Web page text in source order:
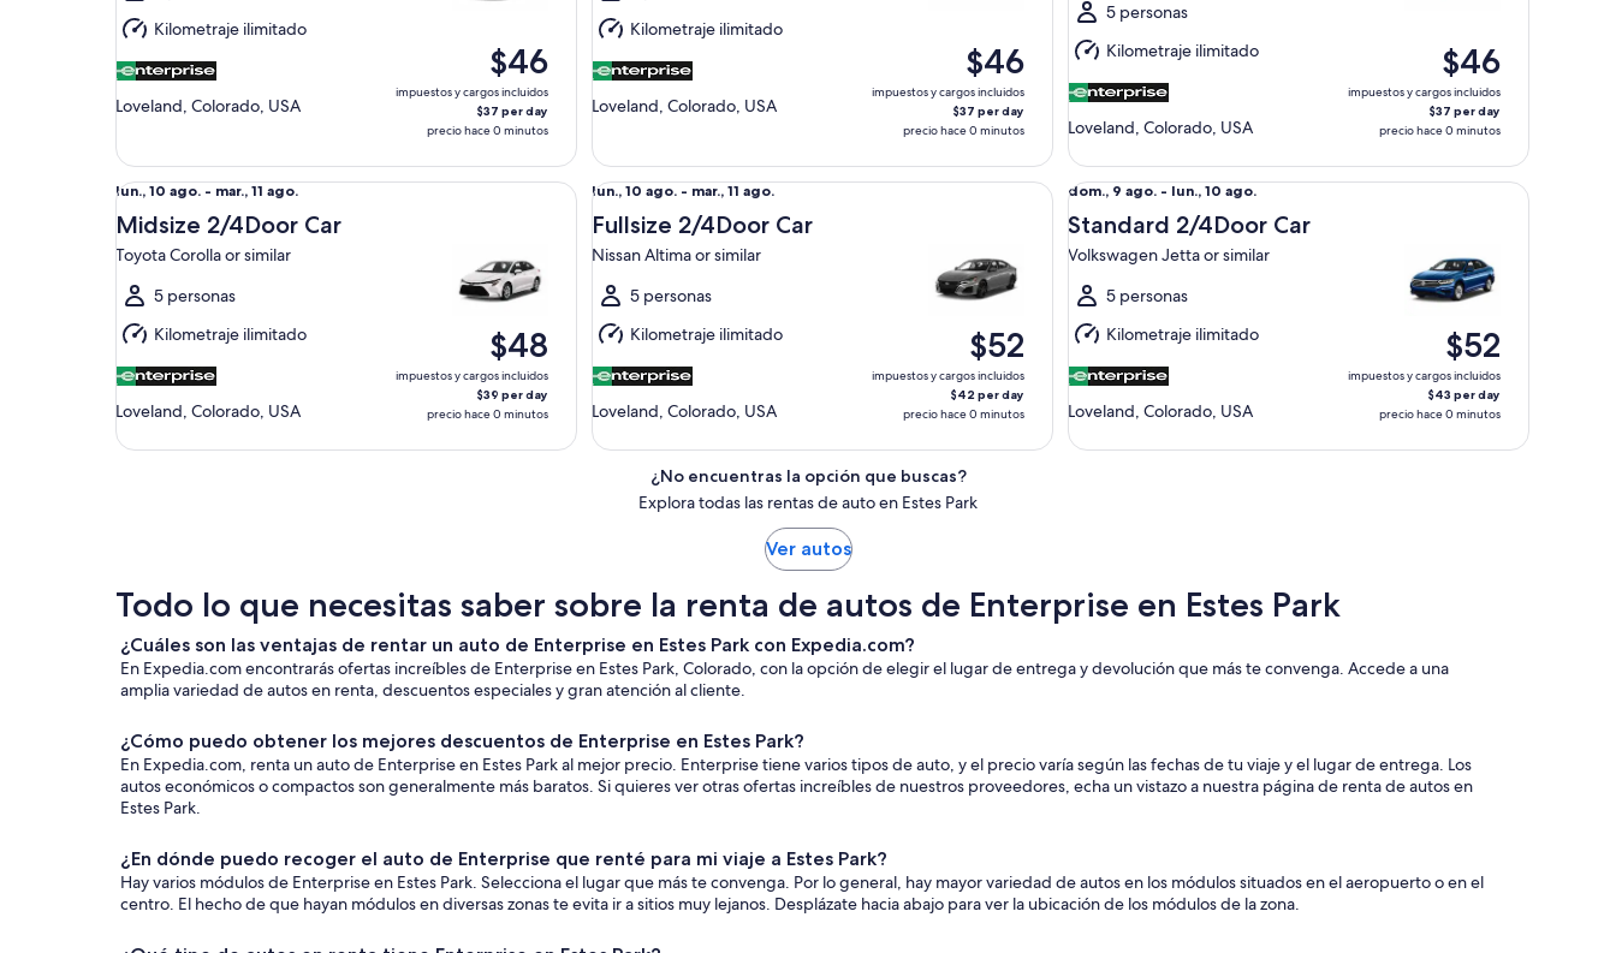
mar.,
11
ago.
Kilometraje ilimitado
Loveland, Colorado, USA
$46
impuestos y cargos incluidos
$37 per day
precio hace 0 minutos
mar.,
11
ago.
Kilometraje ilimitado
Loveland, Colorado, USA
$46
impuestos y cargos incluidos
$37 per day
precio hace 0 minutos
mar.,
11
ago.
5 personas
Kilometraje ilimitado
Loveland, Colorado, USA
$46
impuestos y cargos incluidos
$37 per day
precio hace 0 minutos
Del
lun.,
10
ago.
al
mar.,
11
ago.
lun., 10 ago. - mar., 11 ago.
Midsize 2/4Door Car
Toyota Corolla or similar
5 personas
Kilometraje ilimitado
Loveland, Colorado, USA
$48
impuestos y cargos incluidos
$39 per day
precio hace 0 minutos
Midsize 2/4Door Car Toyota Corolla or similar
Del
lun.,
10
ago.
al
mar.,
11
ago.
lun., 10 ago. - mar., 11 ago.
Fullsize 2/4Door Car
Nissan Altima or similar
5 personas
Kilometraje ilimitado
Loveland, Colorado, USA
$52
impuestos y cargos incluidos
$42 per day
precio hace 0 minutos
Fullsize 2/4Door Car Nissan Altima or similar
Del
dom.,
9
ago.
al
lun.,
10
ago.
dom., 9 ago. - lun., 10 ago.
Standard 2/4Door Car
Volkswagen Jetta or similar
5 personas
Kilometraje ilimitado
Loveland, Colorado, USA
$52
impuestos y cargos incluidos
$43 per day
precio hace 0 minutos
Standard 2/4Door Car Volkswagen Jetta or similar
¿No encuentras la opción que buscas?
Explora todas las rentas de auto en Estes Park
Ver autos
Todo lo que necesitas saber sobre la renta de autos de Enterprise en Estes Park
¿Cuáles son las ventajas de rentar un auto de Enterprise en Estes Park con Expedia.com?
En Expedia.com encontrarás ofertas increíbles de Enterprise en Estes Park, Colorado, con la opción de elegir el lugar de entrega y devolución que más te convenga. Accede a una
amplia variedad de autos en renta, descuentos especiales y gran atención al cliente.
¿Cómo puedo obtener los mejores descuentos de Enterprise en Estes Park?
En Expedia.com, renta un auto de Enterprise en Estes Park al mejor precio. Enterprise tiene varios tipos de auto, y el precio varía según las fechas de tu viaje y el lugar de entrega. Los
autos económicos o compactos son generalmente más baratos. Si quieres ver otras ofertas increíbles de nuestros proveedores, echa un vistazo a nuestra página de renta de autos en
Estes Park.
¿En dónde puedo recoger el auto de Enterprise que renté para mi viaje a Estes Park?
Hay varios módulos de Enterprise en Estes Park. Selecciona el lugar que más te convenga. Por lo general, hay mayor variedad de autos en los módulos situados en el aeropuerto o en el
centro. El hecho de que hayan módulos en diversas zonas te evita ir a sitios muy lejanos. Desplázate hacia abajo para ver la ubicación de los módulos de la zona.